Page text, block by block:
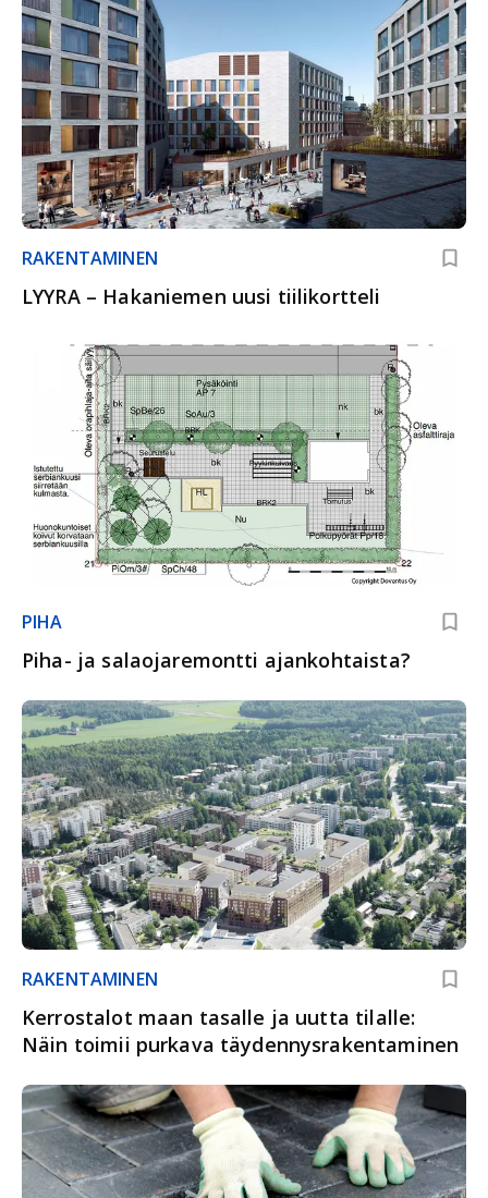
RAKENTAMINEN
LYYRA – Hakaniemen uusi tiilikortteli
PIHA
Piha- ja salaojaremontti ajankohtaista?
RAKENTAMINEN
Kerrostalot maan tasalle ja uutta tilalle:
Näin toimii purkava täydennys­rakentaminen